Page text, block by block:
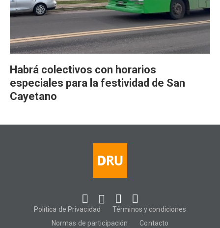
Habrá colectivos con horarios
especiales para la festividad de San
Cayetano
Política de Privacidad
Términos y condiciones
Normas de participación
Contacto